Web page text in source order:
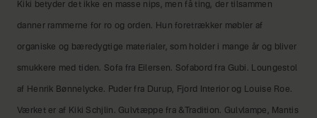
Kiki betyder det ikke en masse nips, men få ting, der tilsammen
danner rammerne for ro og orden. Hun foretrækker møbler af
organiske og bæredygtige materialer, som holder i mange år og bliver
smukkere med tiden. Sofa fra Eilersen. Sofabord fra Gubi. Loungestol
af Henrik Bønnelycke. Puder fra Durup, Fjord Interior og Louise Roe.
Værket er af Kiki Schjlin. Gulvtæppe fra &Tradition. Gulvlampe, Mantis